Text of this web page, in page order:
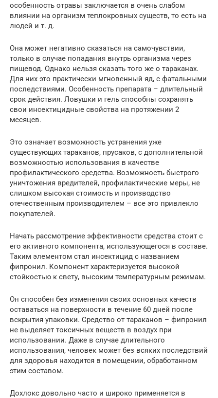
особенность отравы заключается в очень слабом
влиянии на организм теплокровных существ, то есть на
людей и т. д.
Она может негативно сказаться на самочувствии,
только в случае попадания внутрь организма через
пищевод. Однако нельзя сказать того же о тараканах.
Для них это практически мгновенный яд, с фатальными
последствиями. Особенность препарата – длительный
срок действия. Ловушки и гель способны сохранять
свои инсектицидные свойства на протяжении 2
месяцев.
Это означает возможность устранения уже
существующих тараканов, прусаков, с дополнительной
возможностью использования в качестве
профилактического средства. Возможность быстрого
уничтожения вредителей, профилактические меры, не
слишком высокая стоимость и производство
отечественным производителем – все это привлекло
покупателей.
Начать рассмотрение эффективности средства стоит с
его активного компонента, использующегося в составе.
Таким элементом стал инсектицид с названием
фипронил. Компонент характеризуется высокой
стойкостью к свету, высоким температурным режимам.
Он способен без изменения своих основных качеств
оставаться на поверхности в течение 60 дней после
вскрытия упаковки. Средство от тараканов – фипронил
не выделяет токсичных веществ в воздух при
использовании. Даже в случае длительного
использования, человек может без всяких последствий
для здоровья находится в помещении, обработанном
этим составом.
Дохлокс довольно часто и широко применяется в